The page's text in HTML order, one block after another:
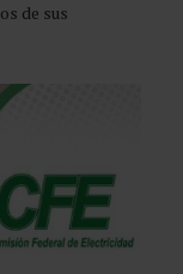
de sus